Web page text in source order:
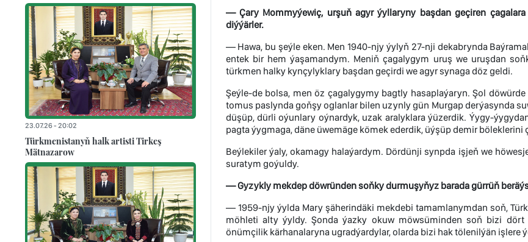
— Çary Mommyýewiç, urşuň agyr ýyllaryny başdan geçiren
diýýärler.
— Hawa, bu şeýle eken. Men 1940-njy ýylyň 27-nji dekabrynda
entek bir hem ýaşamandym. Meniň çagalygym uruş we uruşdan
türkmen halky kynçylyklary başdan geçirdi we agyr synaga döz geldi.
Şeýle-de bolsa, men öz çagalygymy bagtly hasaplaýaryn. Şol
tomus paslynda goňşy oglanlar bilen uzynly gün Murgap derýasynda
düşüp, dürli oýunlary oýnardyk, uzak aralyklara ýüzerdik. Ýygy-
pagta ýygmaga, däne üwemäge kömek ederdik, üýşüp demir böleklerini
Beýlekiler ýaly, okamagy halaýardym. Dördünji synpda işjeň we
suratym goýuldy.
— Gyzykly mekdep döwründen soňky durmuşyňyz barada gürrüň
— 1959-njy ýylda Mary şäherindäki mekdebi tamamlanymdan soň,
möhleti alty ýyldy. Şonda ýazky okuw möwsüminden soň bizi dört
önümçilik kärhanalaryna ugradýardylar, olarda bizi hak tölenilýän işlere
23.07.26 - 20:02
Türkmenistanyň halk artisti Tirkeş
Mätnazarow